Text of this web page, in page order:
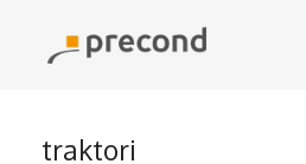
content
traktori